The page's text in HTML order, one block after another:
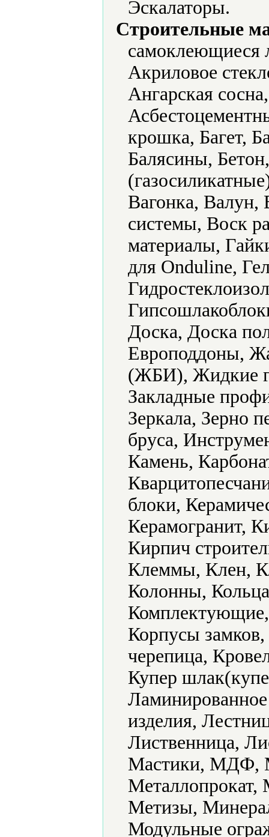
Эскалаторы.
Строительные
самоклеющиеся
Акриловое
Ангарская
крошка, Багет,
Балясины,
Вагонка, Валун,
системы, Воск
материалы,
для Onduline,
Доска, Доска
Европоддоны,
(ЖБИ), Жидкие
Закладные
Зеркала, Зерно
бруса,
Камень,
блоки,
Керамогранит,
Кирпич
Клеммы, Клен,
Колонны,
Комплектующие,
Корпусы
черепица,
Купер
изделия,
Лиственница,
Мастики, МДФ,
Металлопрокат,
Метизы,
Модульные